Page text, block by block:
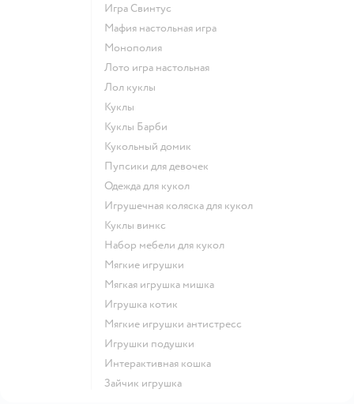
Игра Свинтус
Мафия настольная игра
Монополия
Лото игра настольная
Лол куклы
Куклы
Куклы Барби
Кукольный домик
Пупсики для девочек
Одежда для кукол
Игрушечная коляска для кукол
Куклы винкс
Набор мебели для кукол
Мягкие игрушки
Мягкая игрушка мишка
Игрушка котик
Мягкие игрушки антистресс
Игрушки подушки
Интерактивная кошка
Зайчик игрушка